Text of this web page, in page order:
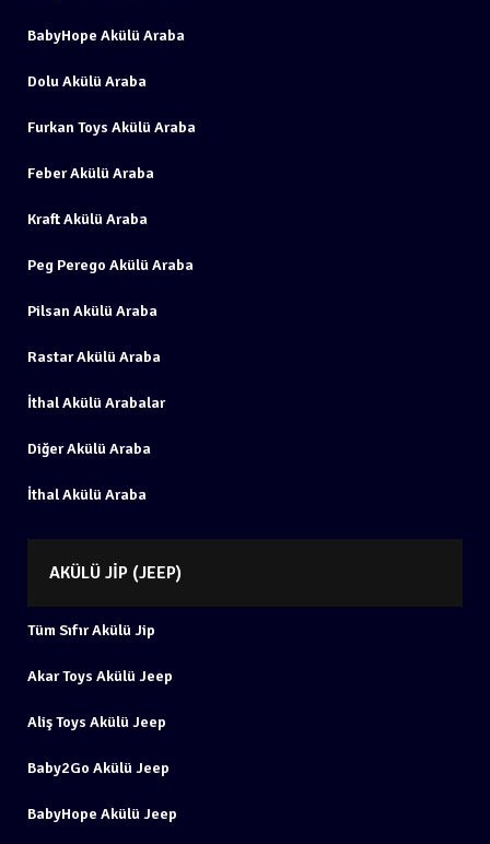
BabyHope Akülü Araba
Dolu Akülü Araba
Furkan Toys Akülü Araba
Feber Akülü Araba
Kraft Akülü Araba
Peg Perego Akülü Araba
Pilsan Akülü Araba
Rastar Akülü Araba
İthal Akülü Arabalar
Diğer Akülü Araba
İthal Akülü Araba
AKÜLÜ JIP (JEEP)
Tüm Sıfır Akülü Jip
Akar Toys Akülü Jeep
Aliş Toys Akülü Jeep
Baby2Go Akülü Jeep
BabyHope Akülü Jeep